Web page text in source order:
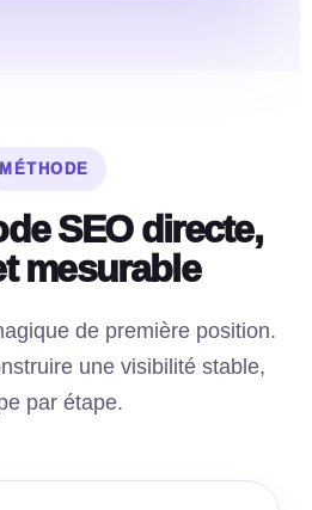
MÉTHODE
SEO directe,
mesurable
de première position.
une visibilité stable,
par étape.